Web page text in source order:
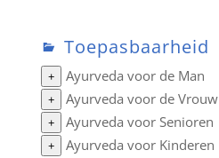
Toepasbaarheid
+ Ayurveda voor de Man
+ Ayurveda voor de Vrouw
+ Ayurveda voor Senioren
+ Ayurveda voor Kinderen